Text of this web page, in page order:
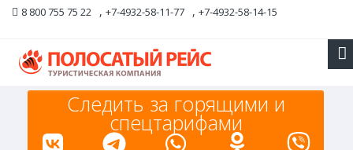
8 800 755 75 22 , +7-4932-58-11-77 , +7-4932-58-14-15
Следить за горящими и
спецтарифами